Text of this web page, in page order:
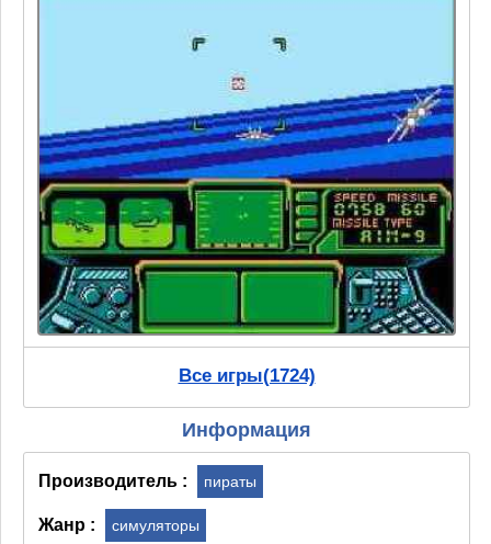
Все игры(1724)
Информация
Производитель : пираты
Жанр : симуляторы